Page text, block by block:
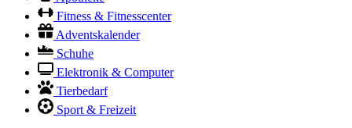
Fitness & Fitnesscenter
Adventskalender
Schuhe
Elektronik & Computer
Tierbedarf
Sport & Freizeit